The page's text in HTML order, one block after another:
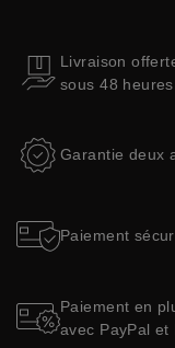
Livraison
sous 48
Garantie deux
Paiement
Paiement en
avec PayPal et